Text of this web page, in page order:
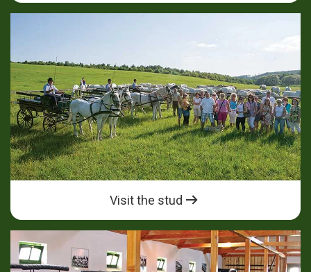
Visit the stud